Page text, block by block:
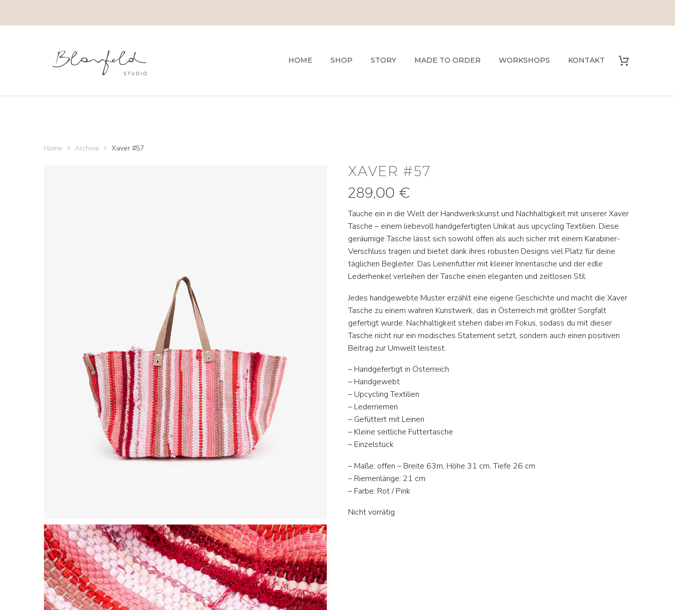
HOME SHOP STORY MADE TO ORDER WORKSHOPS KONTAKT
Home Archive Xaver #57
XAVER #57
289,00 €
Tauche ein in die Welt der Handwerkskunst und Nachhaltigkeit mit unserer Xaver
Tasche – einem liebevoll handgefertigten Unikat aus upcycling Textilien. Diese
geräumige Tasche lässt sich sowohl offen als auch sicher mit einem Karabiner-
Verschluss tragen und bietet dank ihres robusten Designs viel Platz für deine
täglichen Begleiter. Das Leinenfutter mit kleiner Innentasche und der edle
Lederhenkel verleihen der Tasche einen eleganten und zeitlosen Stil.
Jedes handgewebte Muster erzählt eine eigene Geschichte und macht die Xaver
Tasche zu einem wahren Kunstwerk, das in Österreich mit größter Sorgfalt
gefertigt wurde. Nachhaltigkeit stehen dabei im Fokus, sodass du mit dieser
Tasche nicht nur ein modisches Statement setzt, sondern auch einen positiven
Beitrag zur Umwelt leistest.
– Handgefertigt in Österreich
– Handgewebt
– Upcycling Textilien
– Lederriemen
– Gefüttert mit Leinen
– Kleine seitliche Futtertasche
– Einzelstück
– Maße: offen – Breite 63m, Höhe 31 cm, Tiefe 26 cm
– Riemenlänge: 21 cm
– Farbe: Rot / Pink
Nicht vorrätig